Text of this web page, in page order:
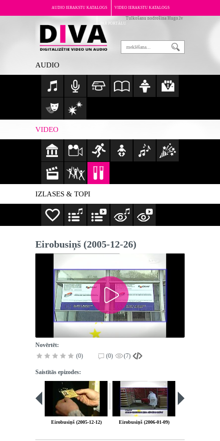
AUDIO IERAKSTU KATALOGS VIDEO IERAKSTU KATALOGS
PAR PORTĀLU
Tulkošanu nodrošina Hugo.lv
AUDIO
VIDEO
IZLASES & TOPI
Eirobusiņš (2005-12-26)
Novērtēt:
(0)
(0) (7)
Saistītās epizodes:
Eirobusiņš (2005-12-12) Eirobusiņš (2006-01-09)